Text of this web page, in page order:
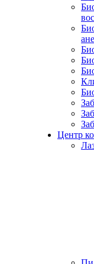
Центр